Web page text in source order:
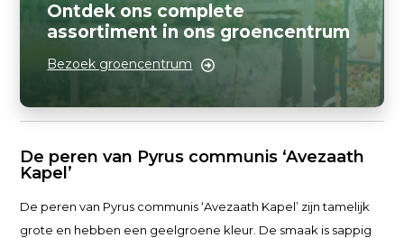
Ontdek ons complete
assortiment in ons groencentrum
Bezoek groencentrum
De peren van Pyrus communis ‘Avezaath
Kapel’
De peren van Pyrus communis ‘Avezaath Kapel’ zijn tamelijk
grote en hebben een geelgroene kleur. De smaak is sappig